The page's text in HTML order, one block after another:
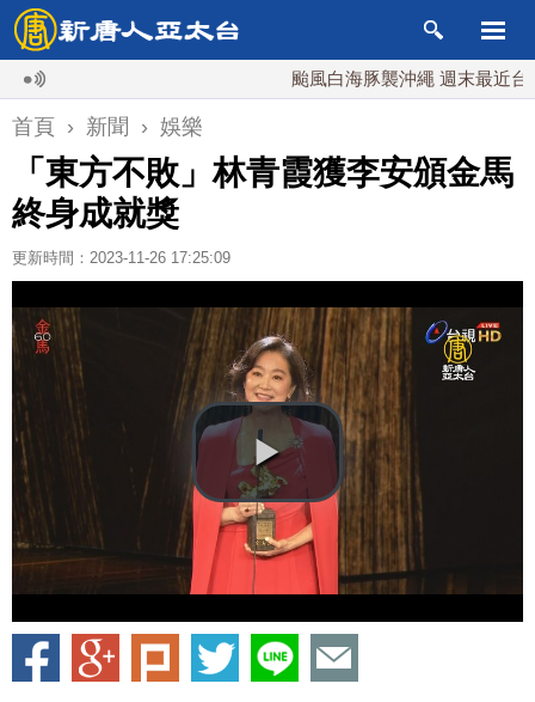
颱風白海豚襲沖繩 週末最近台灣 10
首頁 › 新聞 › 娛樂
「東方不敗」林青霞獲李安頒金馬
終身成就獎
更新時間：2023-11-26 17:25:09